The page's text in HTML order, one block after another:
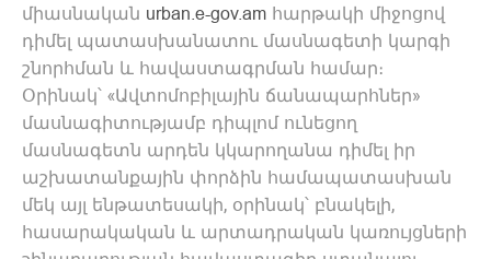
միասնական urban.e-gov.am հարթակի միջոցով
դիմել պատասխանատու մասնագետի կարգի
շնորհման և հավաստագրման համար։
Օրինակ՝ «Ավտոմոբիլային ճանապարհներ»
մասնագիտությամբ դիպլոմ ունեցող
մասնագետն արդեն կկարողանա դիմել իր
աշխատանքային փորձին համապատասխան
մեկ այլ ենթատեսակի, օրինակ՝ բնակելի,
հասարակական և արտադրական կառույցների